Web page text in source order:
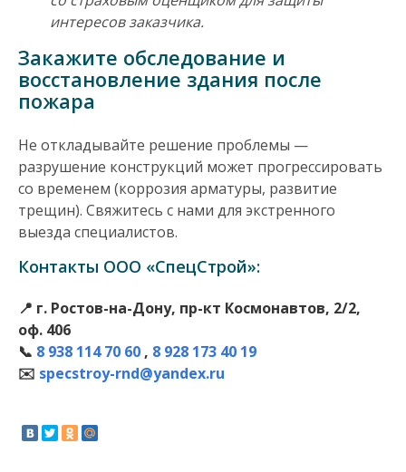
интересов заказчика.
Закажите обследование и
восстановление здания после
пожара
Не откладывайте решение проблемы —
разрушение конструкций может прогрессировать
со временем (коррозия арматуры, развитие
трещин). Свяжитесь с нами для экстренного
выезда специалистов.
Контакты ООО «СпецСтрой»:
📍 г. Ростов-на-Дону, пр-кт Космонавтов, 2/2,
оф. 406
📞 8 938 114 70 60 , 8 928 173 40 19
✉️ specstroy-rnd@yandex.ru